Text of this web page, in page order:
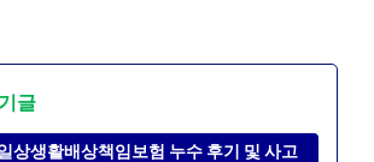
글
상생활배상책임보험 누수 후기 및 사고